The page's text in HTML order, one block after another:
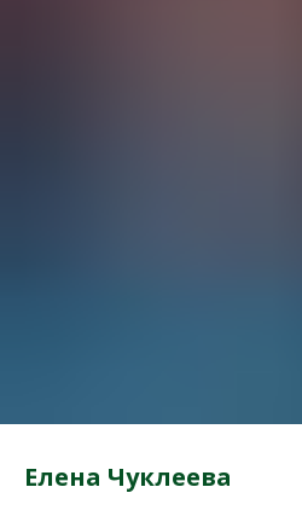
Елена Чуклеева